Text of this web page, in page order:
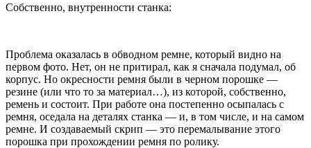
Собственно, внутренности станка:
Проблема оказалась в обводном ремне, который видно на
первом фото. Нет, он не притирал, как я сначала подумал, об
корпус. Но окресности ремня были в черном порошке —
резине (или что то за материал…), из которой, собственно,
ремень и состоит. При работе она постепенно осыпалась с
ремня, оседала на деталях станка — и, в том числе, и на самом
ремне. И создаваемый скрип — это перемалывание этого
порошка при прохождении ремня по ролику.